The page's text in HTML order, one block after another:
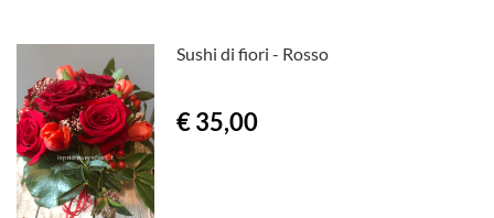
Sushi di fiori - Rosso
€ 35,00